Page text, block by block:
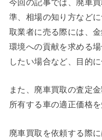
準、相場の知り方など
取業者に売る際には、
環境への貢献を求める
したい場合など、目的
また、廃車買取の査定
所有する車の適正価格
廃車買取を依頼する際